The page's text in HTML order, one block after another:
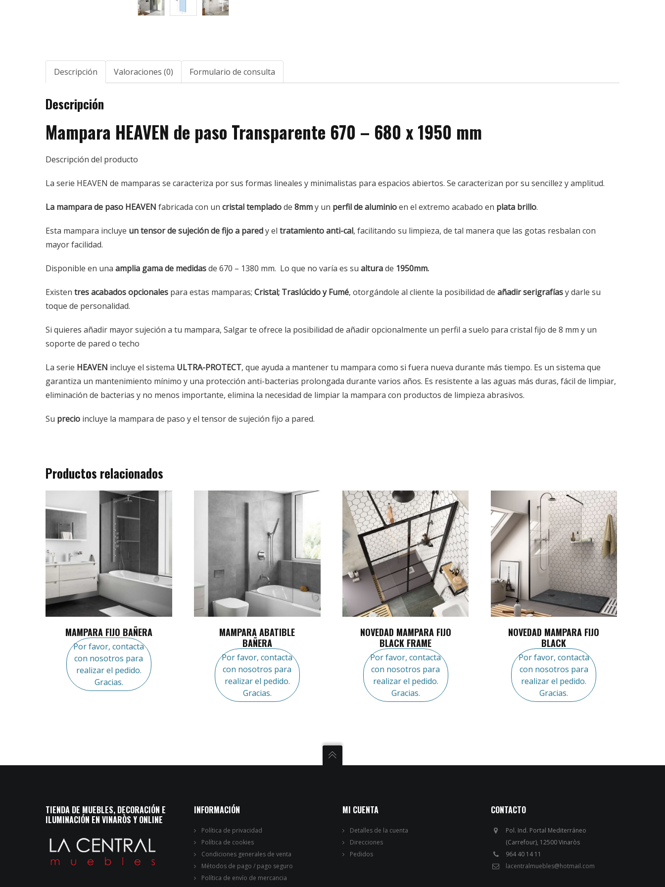
Descripción Valoraciones (0) Formulario de consulta
Descripción
Mampara HEAVEN de paso Transparente 670 – 680 x 1950 mm
Descripción del producto
La serie HEAVEN de mamparas se caracteriza por sus formas lineales y minimalistas para espacios abiertos. Se caracterizan por su sencillez y amplitud.
La mampara de paso HEAVEN fabricada con un cristal templadode 8mmy un perfil de aluminioen el extremo acabado en plata brillo.
Esta mampara incluye un tensor de sujeción de fijo a paredy el tratamiento anti-cal, facilitando su limpieza, de tal manera que las gotas resbalan con
mayor facilidad.
Disponible en una amplia gama de medidasde 670 – 1380 mm. Lo que no varía es su alturade 1950mm.
Existen tresacabados opcionales para estas mamparas; Cristal; Traslúcido y Fumé, otorgándole al cliente la posibilidad de añadir serigrafíasy darle su
toque de personalidad.
Si quieres añadir mayor sujeción a tu mampara, Salgar te ofrece la posibilidad de añadir opcionalmente un perfil a suelo para cristal fijo de 8 mm y un
soporte de pared o techo
La serie HEAVEN incluye el sistema ULTRA-PROTECT, que ayuda a mantener tu mampara como si fuera nueva durante más tiempo. Es un sistema que
garantiza un mantenimiento mínimo y una protección anti-bacterias prolongada durante varios años. Es resistente a las aguas más duras, fácil de limpiar,
eliminación de bacterias y no menos importante, elimina la necesidad de limpiar la mampara con productos de limpieza abrasivos.
Su precio incluye la mampara de paso y el tensor de sujeción fijo a pared.
Productos relacionados
MAMPARA FIJO BAÑERA
Por favor, contacta
con nosotros para
realizar el pedido.
Gracias.
MAMPARA ABATIBLE
BAÑERA
Por favor, contacta
con nosotros para
realizar el pedido.
Gracias.
NOVEDAD MAMPARA FIJO
BLACK FRAME
Por favor, contacta
con nosotros para
realizar el pedido.
Gracias.
NOVEDAD MAMPARA FIJO
BLACK
Por favor, contacta
con nosotros para
realizar el pedido.
Gracias.
TIENDA DE MUEBLES, DECORACIÓN E
ILUMINACIÓN EN VINARÒS Y ONLINE
INFORMACIÓN
Política de privacidad
Política de cookies
Condiciones generales de venta
Métodos de pago / pago seguro
Política de envío de mercancia
MI CUENTA
Detalles de la cuenta
Direcciones
Pedidos
CONTACTO
Pol. Ind. Portal Mediterráneo
(Carrefour), 12500 Vinaròs
964 40 14 11
lacentralmuebles@hotmail.com